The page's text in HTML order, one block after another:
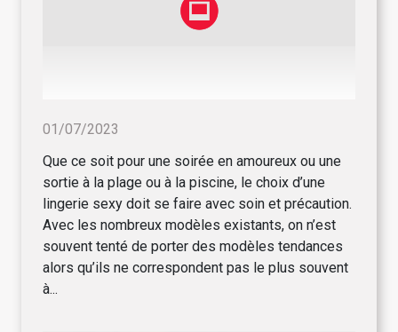
01/07/2023
Que ce soit pour une soirée en amoureux ou une
sortie à la plage ou à la piscine, le choix d’une
lingerie sexy doit se faire avec soin et précaution.
Avec les nombreux modèles existants, on n’est
souvent tenté de porter des modèles tendances
alors qu’ils ne correspondent pas le plus souvent
à...